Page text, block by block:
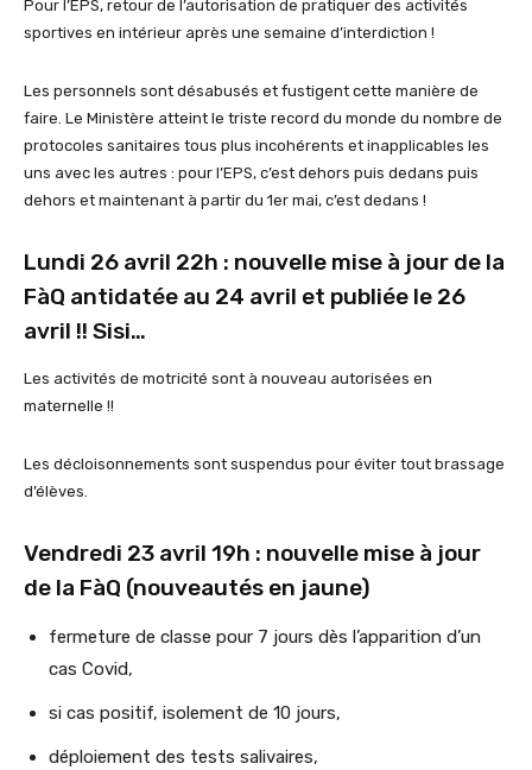
Pour l’EPS, retour de l’autorisation de pratiquer des activités
sportives en intérieur après une semaine d’interdiction !
Les personnels sont désabusés et fustigent cette manière de
faire. Le Ministère atteint le triste record du monde du nombre de
protocoles sanitaires tous plus incohérents et inapplicables les
uns avec les autres : pour l’EPS, c’est dehors puis dedans puis
dehors et maintenant à partir du 1er mai, c’est dedans !
Lundi 26 avril 22h : nouvelle mise à jour de la
FàQ antidatée au 24 avril et publiée le 26
avril !! Sisi…
Les activités de motricité sont à nouveau autorisées en
maternelle !!
Les décloisonnements sont suspendus pour éviter tout brassage
d’élèves.
Vendredi 23 avril 19h : nouvelle mise à jour
de la FàQ (nouveautés en jaune)
fermeture de classe pour 7 jours dès l’apparition d’un
cas Covid,
si cas positif, isolement de 10 jours,
déploiement des tests salivaires,